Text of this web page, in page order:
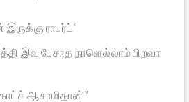
ராபர்ட்”
இவ பேசாத நாளெல்லாம் பிறவா
ஆசாமிதான்”